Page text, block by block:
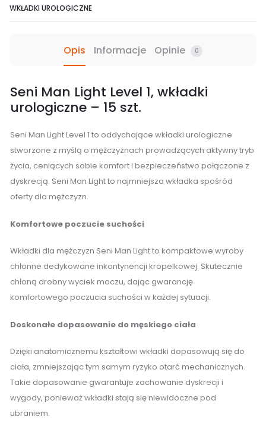
15
WKŁADKI UROLOGICZNE
Opis Informacje Opinie 0
Seni Man Light Level 1, wkładki
urologiczne – 15 szt.
Seni Man Light Level 1 to oddychające wkładki urologiczne
stworzone z myślą o mężczyznach prowadzących aktywny tryb
życia, ceniących sobie komfort i bezpieczeństwo połączone z
dyskrecją. Seni Man Light to najmniejsza wkładka spośród
oferty dla mężczyzn.
Komfortowe poczucie suchości
Wkładki dla mężczyzn Seni Man Light to kompaktowe wyroby
chłonne dedykowane inkontynencji kropelkowej. Skutecznie
chłoną drobny wyciek moczu, dając gwarancję
komfortowego poczucia suchości w każdej sytuacji.
Doskonałe dopasowanie do męskiego ciała
Dzięki anatomicznemu kształtowi wkładki dopasowują się do
ciała, zmniejszając tym samym ryzyko otarć mechanicznych.
Takie dopasowanie gwarantuje zachowanie dyskrecji i
wygody, ponieważ wkładki stają się niewidoczne pod
ubraniem.